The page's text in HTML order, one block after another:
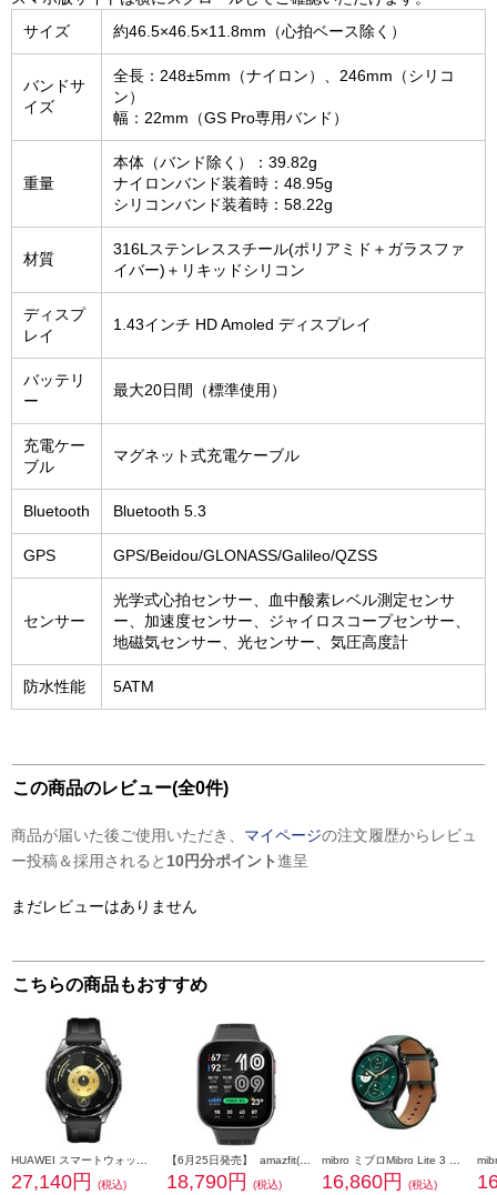
サイズ
約46.5×46.5×11.8mm（心拍ベース除く）
バンドサ
イズ
全長：248±5mm（ナイロン）、246mm（シリコ
ン）
幅：22mm（GS Pro専用バンド）
重量
本体（バンド除く）：39.82g
ナイロンバンド装着時：48.95g
シリコンバンド装着時：58.22g
材質
316Lステンレススチール(ポリアミド＋ガラスファ
イバー)＋リキッドシリコン
ディスプ
レイ
1.43インチ HD Amoled ディスプレイ
バッテリ
ー
最大20日間（標準使用）
充電ケー
ブル
マグネット式充電ケーブル
Bluetooth Bluetooth 5.3
GPS GPS/Beidou/GLONASS/Galileo/QZSS
センサー
光学式心拍センサー、血中酸素レベル測定センサ
ー、加速度センサー、ジャイロスコープセンサー、
地磁気センサー、光センサー、気圧高度計
防水性能 5ATM
この商品のレビュー(全0件)
商品が届いた後ご使用いただき、 マイページの注文履歴からレビュ
ー投稿＆採用されると 10円分ポイント進呈
まだレビューはありません
こちらの商品もおすすめ
27,140円 (税込) 18,790円 (税込) 16,860円 (税込)